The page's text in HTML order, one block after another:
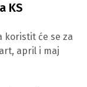
KS
koristit će se za
april i maj